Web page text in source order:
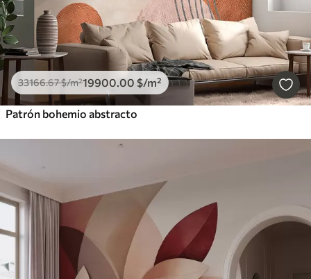
33166.67$/m²19900.00 $/m²
Patrón bohemio abstracto